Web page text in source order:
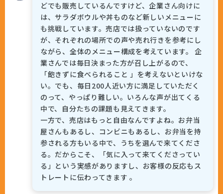
どでも販売しているんですけど、企業さん向けに
は、サラダボウルや丼ものなど新しいメニューに
も挑戦しています。売店では扱っていないのです
が、それぞれの場所での声や売れ行きを参考にし
ながら、全体のメニュー構成を考えています。 企
業さんでは毎日決まった方が召し上がるので、
「飽きずに食べられること 」を考えないといけな
い。でも、毎日200人近い方に満足していただく
のって、やっぱり難しい。いろんな声が出てくる
中で、自分たちの課題も見えてきます。
一方で、売店はもっと自由なんですよね。お弁当
屋さんもあるし、コンビニもあるし、お弁当を持
参される方もいる中で、うちを選んで来てくださ
る。だからこそ、「気に入って来てくださってい
る」という実感がありますし、お客様の反応もス
トレートに伝わってきます 。